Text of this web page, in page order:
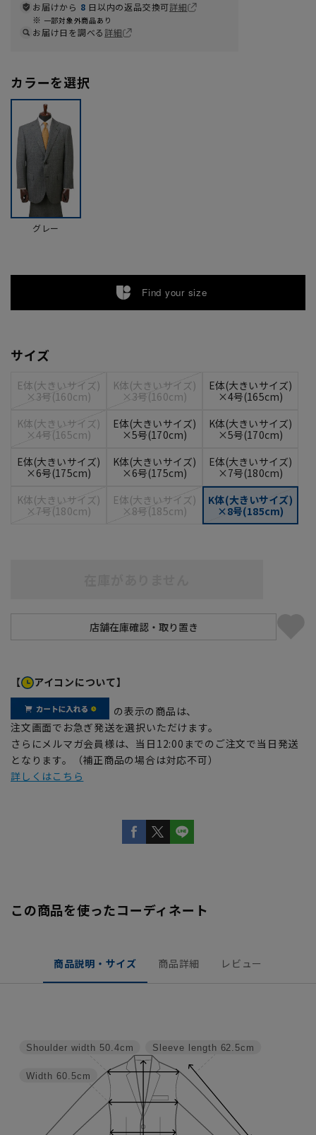
お届けから 8 日以内の返品交換可詳細
一部対象外商品あり
お届け日を調べる詳細
カラーを選択
グレー
Find your size
サイズ
E体(大きいサイズ)
×3号(160cm)
K体(大きいサイズ)
×3号(160cm)
E体(大きいサイズ)
×4号(165cm)
K体(大きいサイズ)
×4号(165cm)
E体(大きいサイズ)
×5号(170cm)
K体(大きいサイズ)
×5号(170cm)
E体(大きいサイズ)
×6号(175cm)
K体(大きいサイズ)
×6号(175cm)
E体(大きいサイズ)
×7号(180cm)
K体(大きいサイズ)
×7号(180cm)
E体(大きいサイズ)
×8号(185cm)
K体(大きいサイズ)
×8号(185cm)
【 アイコンについて】
の表示の商品は、
注文画面でお急ぎ発送を選択いただけます。
さらにメルマガ会員様は、当日12:00までのご注文で当日発送
となります。（補正商品の場合は対応不可）
詳しくはこちら
この商品を使ったコーディネート
商品説明・サイズ 商品詳細 レビュー
Sleeve length 62.5cm
Width 60.5cm
Shoulder width 50.4cm